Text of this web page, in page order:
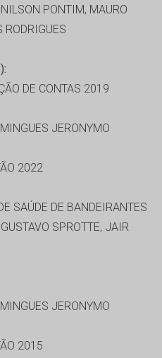
PONTIM, MAURO
RODRIGUES
DE CONTAS 2019
JERONYMO
2022
SAÚDE DE BANDEIRANTES
SPROTTE, JAIR
JERONYMO
2015